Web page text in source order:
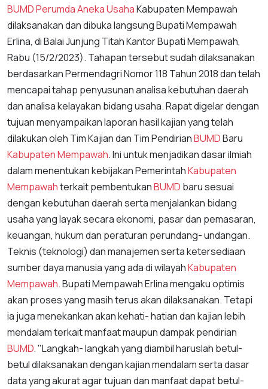
BUMD Perumda Aneka UsahaKabupaten Mempawah
dilaksanakan dan dibuka langsung Bupati Mempawah
Erlina, di Balai Junjung Titah Kantor Bupati Mempawah,
Rabu (15/2/2023). Tahapan tersebut sudah dilaksanakan
berdasarkan Permendagri Nomor 118 Tahun 2018 dan telah
mencapai tahap penyusunan analisa kebutuhan daerah
dan analisa kelayakan bidang usaha. Rapat digelar dengan
tujuan menyampaikan laporan hasil kajian yang telah
dilakukan oleh Tim Kajian dan Tim PendirianBUMDBaru
Kabupaten Mempawah. Ini untuk menjadikan dasar ilmiah
dalam menentukan kebijakan PemerintahKabupaten
Mempawahterkait pembentukanBUMD baru sesuai
dengan kebutuhan daerah serta menjalankan bidang
usaha yang layak secara ekonomi, pasar dan pemasaran,
keuangan, hukum dan peraturan perundang- undangan.
Teknis (teknologi) dan manajemen serta ketersediaan
sumber daya manusia yang ada di wilayahKabupaten
Mempawah. Bupati Mempawah Erlina mengaku optimis
akan proses yang masih terus akan dilaksanakan. Tetapi
ia juga menekankan akan kehati- hatian dan kajian lebih
mendalam terkait manfaat maupun dampak pendirian
BUMD. "Langkah- langkah yang diambil haruslah betul-
betul dilaksanakan dengan kajian mendalam serta dasar
data yang akurat agar tujuan dan manfaat dapat betul-